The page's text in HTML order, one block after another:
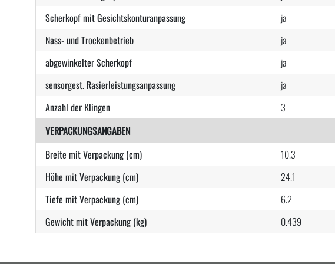
Scherkopf mit Gesichtskonturanpassung
ja
Nass- und Trockenbetrieb
ja
abgewinkelter Scherkopf
ja
sensorgest. Rasierleistungsanpassung
ja
Anzahl der Klingen
3
VERPACKUNGSANGABEN
Breite mit Verpackung (cm)
10.3
Höhe mit Verpackung (cm)
24.1
Tiefe mit Verpackung (cm)
6.2
Gewicht mit Verpackung (kg)
0.439